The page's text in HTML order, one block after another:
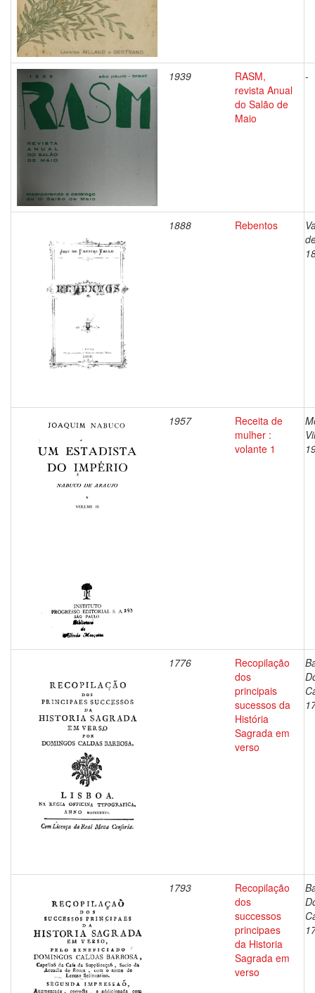
1939
RASM,
revista Anual
do Salão de
Maio
-
1888 Rebentos
1957
Receita de
mulher :
volante 1
1776
Recopilação
dos
principais
sucessos da
História
Sagrada em
verso
1793
Recopilação
dos
successos
principaes
da Historia
Sagrada em
verso